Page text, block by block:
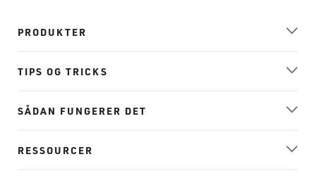
PRODUKTER
TIPS OG TRICKS
SÅDAN FUNGERER DET
RESSOURCER